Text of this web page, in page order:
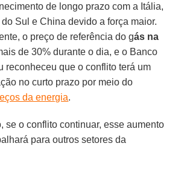
de longo prazo com a Itália,
Sul e China devido a força maior.
o preço de referência do gás na
de 30% durante o dia, e o Banco
reconheceu que o conflito terá um
no curto prazo por meio do
da energia.
se o conflito continuar, esse aumento
para outros setores da